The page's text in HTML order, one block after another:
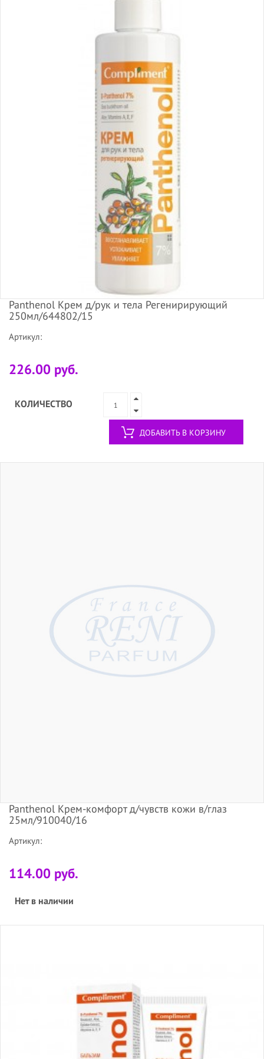
Panthenol Крем д/рук и тела Регенирирующий
250мл/644802/15
Артикул:
226.00 руб.
КОЛИЧЕСТВО
ДОБАВИТЬ В КОРЗИНУ
Panthenol Крем-комфорт д/чувств кожи в/глаз
25мл/910040/16
Артикул:
114.00 руб.
Нет в наличии